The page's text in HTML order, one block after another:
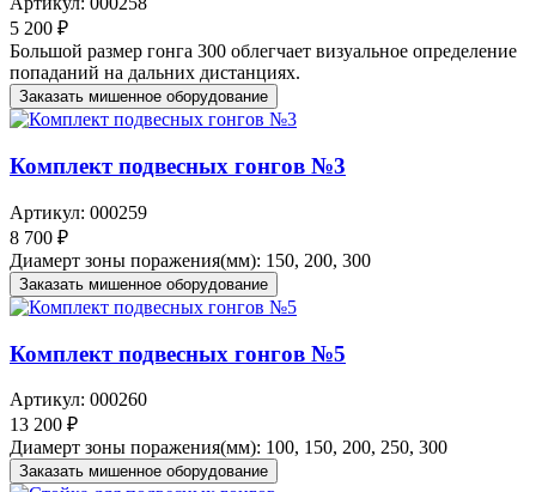
5 200 ₽
Большой размер гонга 300 облегчает визуальное определение
попаданий на дальних дистанциях.
Заказать мишенное оборудование
Комплект подвесных гонгов №3
Артикул: 000259
8 700 ₽
Диамерт зоны поражения(мм): 150, 200, 300
Заказать мишенное оборудование
Комплект подвесных гонгов №5
Артикул: 000260
13 200 ₽
Диамерт зоны поражения(мм): 100, 150, 200, 250, 300
Заказать мишенное оборудование